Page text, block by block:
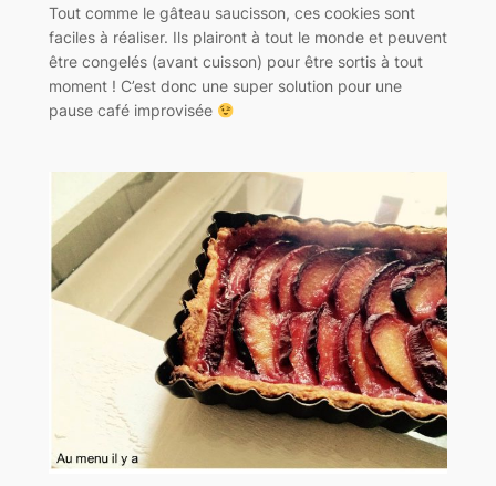
Tout comme le gâteau saucisson, ces cookies sont
faciles à réaliser. Ils plairont à tout le monde et peuvent
être congelés (avant cuisson) pour être sortis à tout
moment ! C’est donc une super solution pour une
pause café improvisée